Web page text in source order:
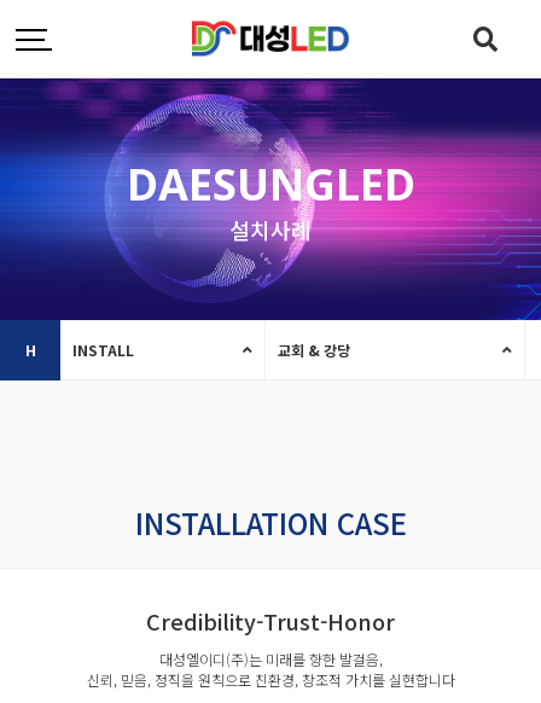
DAESUNGLED
설치사례
H INSTALL 교회 & 강당
INSTALLATION CASE
Credibility-Trust-Honor
대성엘이디(주)는 미래를 향한 발걸음,
신뢰, 믿음, 정직을 원칙으로 친환경, 창조적 가치를 실현합니다